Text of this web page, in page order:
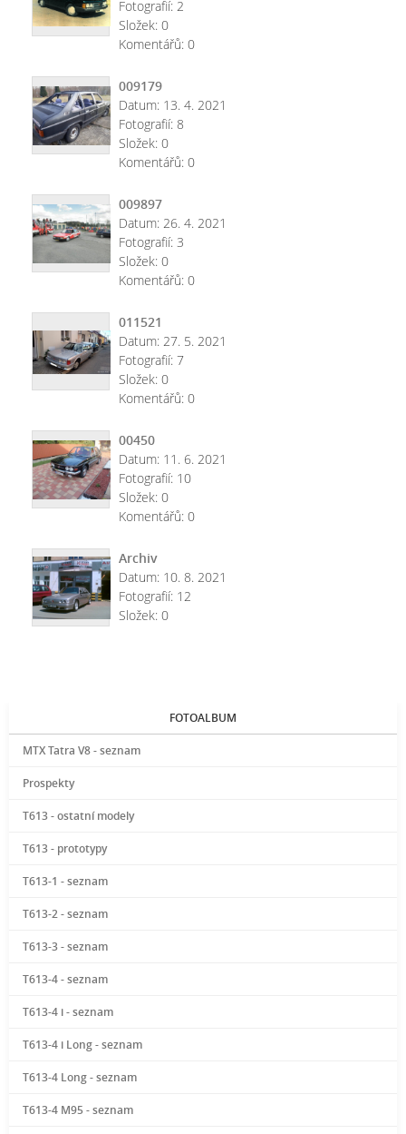
Fotografií: 2
Složek: 0
Komentářů: 0
009179
Datum: 13. 4. 2021
Fotografií: 8
Složek: 0
Komentářů: 0
009897
Datum: 26. 4. 2021
Fotografií: 3
Složek: 0
Komentářů: 0
011521
Datum: 27. 5. 2021
Fotografií: 7
Složek: 0
Komentářů: 0
00450
Datum: 11. 6. 2021
Fotografií: 10
Složek: 0
Komentářů: 0
Archiv
Datum: 10. 8. 2021
Fotografií: 12
Složek: 0
FOTOALBUM
MTX Tatra V8 - seznam
Prospekty
T613 - ostatní modely
T613 - prototypy
T613-1 - seznam
T613-2 - seznam
T613-3 - seznam
T613-4 - seznam
T613-4 i - seznam
T613-4 i Long - seznam
T613-4 Long - seznam
T613-4 M95 - seznam